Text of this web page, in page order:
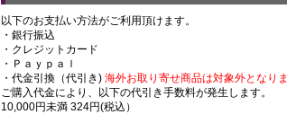
以下のお支払い方法がご利用頂けます。
・銀行振込
・クレジットカード
・Ｐａｙｐａｌ
・代金引換（代引き) 海外お取り寄せ商品は対象外となりま
ご購入代金により、以下の代引き手数料が発生します。
10,000円未満 324円(税込）